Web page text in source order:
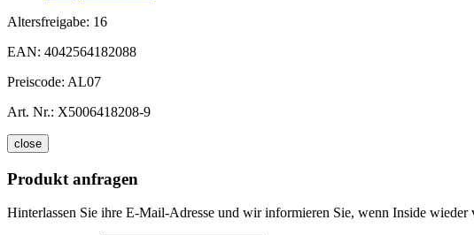
Altersfreigabe: 16
EAN: 4042564182088
Preiscode: AL07
Art. Nr.: X5006418208-9
close
Produkt anfragen
Hinterlassen Sie ihre E-Mail-Adresse und wir informieren Sie, wenn Inside wieder